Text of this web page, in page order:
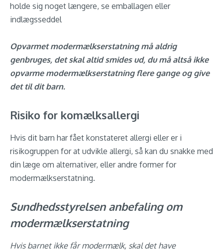
holde sig noget længere, se emballagen eller
indlægsseddel
Opvarmet modermælkserstatning må aldrig
genbruges, det skal altid smides ud, du må altså ikke
opvarme modermælkserstatning flere gange og give
det til dit barn.
Risiko for komælksallergi
Hvis dit barn har fået konstateret allergi eller er i
risikogruppen for at udvikle allergi, så kan du snakke med
din læge om alternativer, eller andre former for
modermælkserstatning.
Sundhedsstyrelsen anbefaling om
modermælkserstatning
Hvis barnet ikke får modermælk, skal det have